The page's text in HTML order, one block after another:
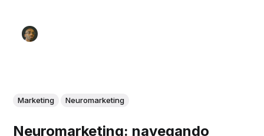
Marketing Neuromarketing
Neuromarketing: navegando